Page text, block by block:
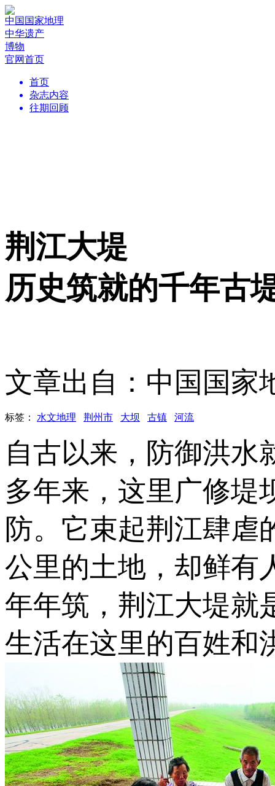
中国国家地理
中华遗产
博物
官网首页
首页
杂志内容
往期回顾
荆江大堤
历史筑就的千年古
文章出自：中国国家
标签： 水文地理 荆州市 大坝 古镇 河流
自古以来，防御洪水
多年来，这里广修堤
防。它束起荆江肆虐
公里的土地，却鲜有
年年筑，荆江大堤就
生活在这里的百姓和